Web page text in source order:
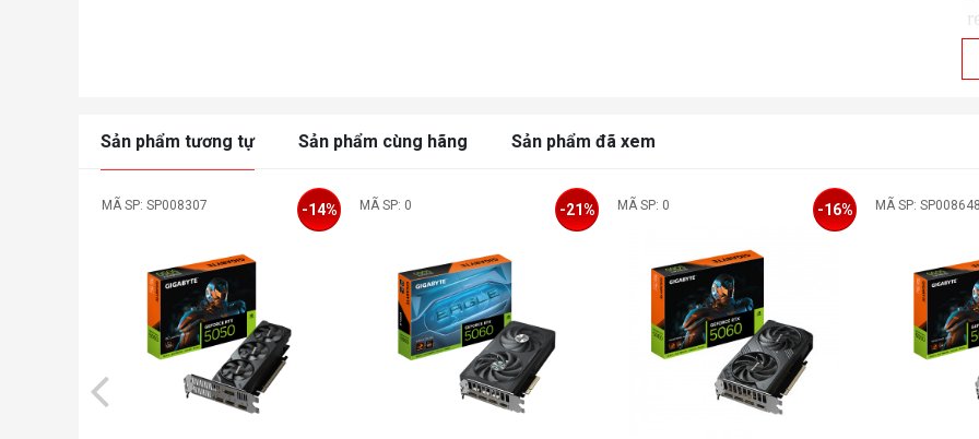
Sản phẩm tương tự Sản phẩm cùng hãng Sản phẩm đã xem
MÃ SP: SP008307 -14% MÃ SP: 0 -21% MÃ SP: 0 -16% MÃ SP: SP008648